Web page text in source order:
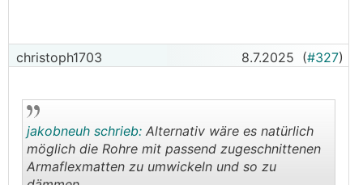
christoph1703 8.7.2025 (#327)
jakobneuh schrieb: Alternativ wäre es natürlich
möglich die Rohre mit passend zugeschnittenen
Armaflexmatten zu umwickeln und so zu